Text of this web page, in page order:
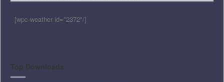
[wpc-weather id="2372"/]
Top Downloads